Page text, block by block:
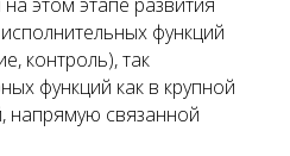
функций
контроль), так
функций как в крупной
напрямую связанной